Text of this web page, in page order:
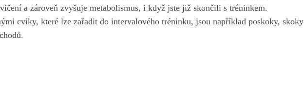
a zároveň zvyšuje metabolismus, i když jste již skončili s tréninkem.
cviky, které lze zařadit do intervalového tréninku, jsou například poskoky, skoky